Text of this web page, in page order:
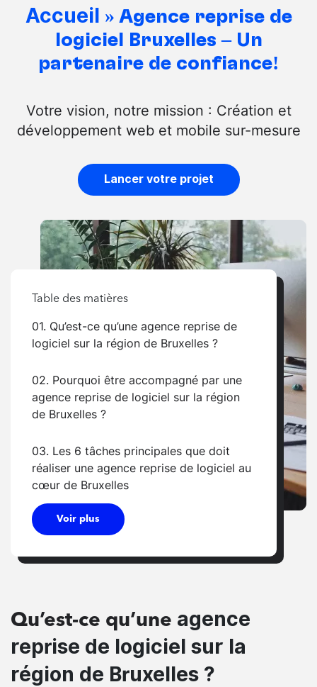
Accueil » Agence reprise de
logiciel Bruxelles – Un
partenaire de confiance!
Votre vision, notre mission : Création et
développement web et mobile sur-mesure
Lancer votre projet
Table des matières
01. Qu’est-ce qu’une agence reprise de
logiciel sur la région de Bruxelles ?
02. Pourquoi être accompagné par une
agence reprise de logiciel sur la région
de Bruxelles ?
03. Les 6 tâches principales que doit
réaliser une agence reprise de logiciel au
cœur de Bruxelles
Voir plus
Qu’est-ce qu’une agence
reprise de logiciel sur la
région de Bruxelles ?